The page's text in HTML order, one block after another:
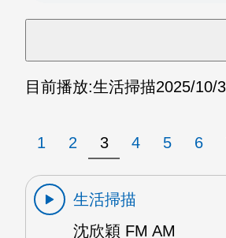
目前播放:生活掃描2025/10/
1 2 3 4 5 6
生活掃描
沈欣穎 FM AM